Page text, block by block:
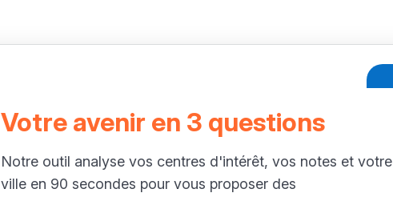
Votre avenir en 3 questions
Notre outil analyse vos centres d'intérêt, vos notes et votre
ville en 90 secondes pour vous proposer des